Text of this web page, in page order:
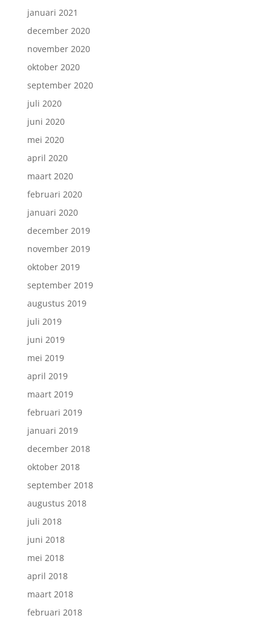
januari 2021
december 2020
november 2020
oktober 2020
september 2020
juli 2020
juni 2020
mei 2020
april 2020
maart 2020
februari 2020
januari 2020
december 2019
november 2019
oktober 2019
september 2019
augustus 2019
juli 2019
juni 2019
mei 2019
april 2019
maart 2019
februari 2019
januari 2019
december 2018
oktober 2018
september 2018
augustus 2018
juli 2018
juni 2018
mei 2018
april 2018
maart 2018
februari 2018